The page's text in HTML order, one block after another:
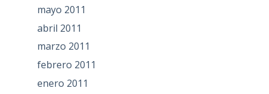
mayo 2011
abril 2011
marzo 2011
febrero 2011
enero 2011